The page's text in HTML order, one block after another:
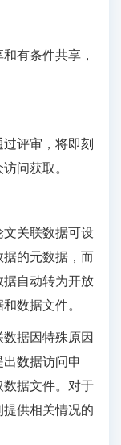
有条件共享，
评审，将即刻
问获取。
关联数据可设
的元数据，而
自动转为开放
数据文件。
据因特殊原因
数据访问申
据文件。对于
供相关情况的